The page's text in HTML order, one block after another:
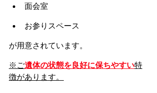
面会室
お参りスペース
が用意されています。
※ご遺体の状態を良好に保ちやすい特
徴があります。